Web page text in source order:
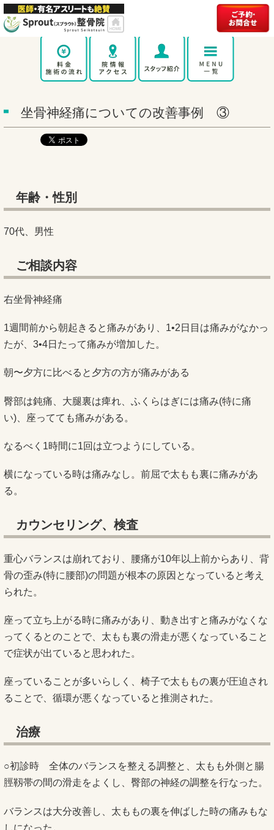
坐骨神経痛についての改善事例 ③
年齢・性別
70代、男性
ご相談内容
右坐骨神経痛
1週間前から朝起きると痛みがあり、1•2日目は痛みがなかっ
たが、3•4日たって痛みが増加した。
朝〜夕方に比べると夕方の方が痛みがある
臀部は鈍痛、大腿裏は痺れ、ふくらはぎには痛み(特に痛
い)、座ってても痛みがある。
なるべく1時間に1回は立つようにしている。
横になっている時は痛みなし。前屈で太もも裏に痛みがあ
る。
カウンセリング、検査
重心バランスは崩れており、腰痛が10年以上前からあり、背
骨の歪み(特に腰部)の問題が根本の原因となっていると考え
られた。
座って立ち上がる時に痛みがあり、動き出すと痛みがなくな
ってくるとのことで、太もも裏の滑走が悪くなっていること
で症状が出ていると思われた。
座っていることが多いらしく、椅子で太ももの裏が圧迫され
ることで、循環が悪くなっていると推測された。
治療
○初診時 全体のバランスを整える調整と、太もも外側と腸
脛靱帯の間の滑走をよくし、臀部の神経の調整を行なった。
バランスは大分改善し、太ももの裏を伸ばした時の痛みもな
しになった。